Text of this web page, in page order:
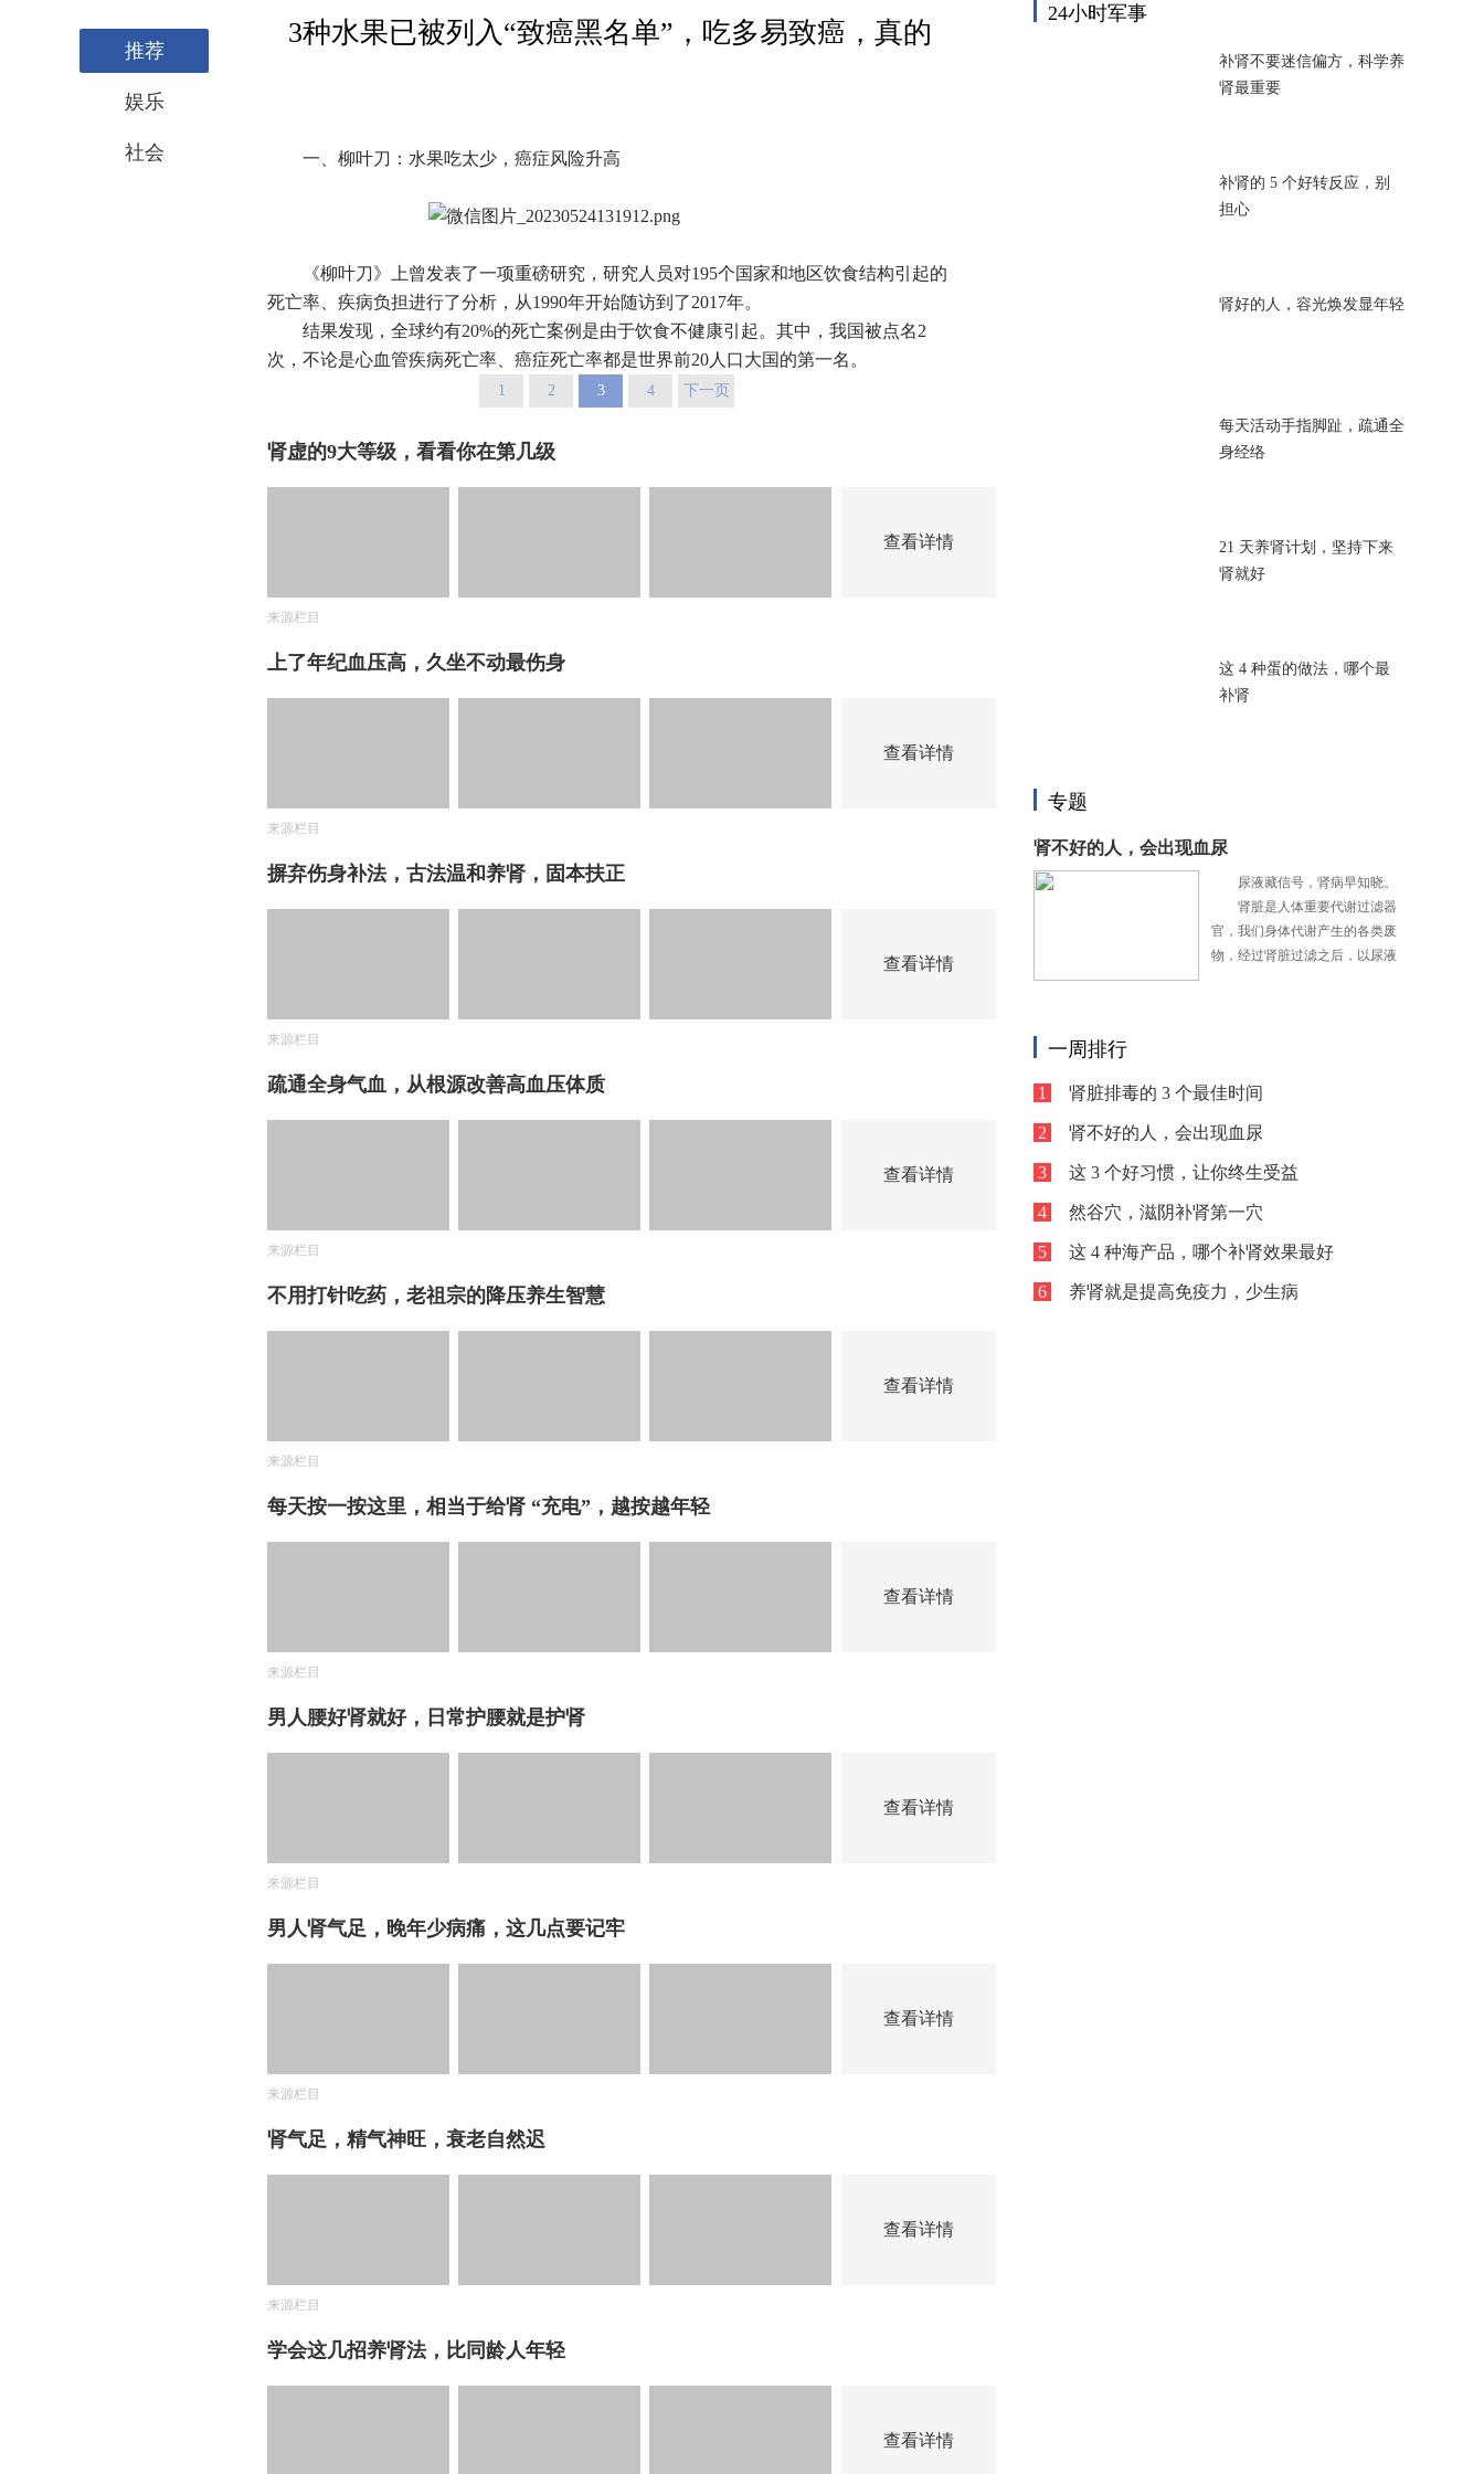
推荐
娱乐
社会
3种水果已被列入“致癌黑名单”，吃多易致癌，真的
一、柳叶刀：水果吃太少，癌症风险升高
《柳叶刀》上曾发表了一项重磅研究，研究人员对195个国家和地区饮食结构引起的
死亡率、疾病负担进行了分析，从1990年开始随访到了2017年。
结果发现，全球约有20%的死亡案例是由于饮食不健康引起。其中，我国被点名2
次，不论是心血管疾病死亡率、癌症死亡率都是世界前20人口大国的第一名。
1 2 3 4 下一页
肾虚的9大等级，看看你在第几级
查看详情
来源栏目
上了年纪血压高，久坐不动最伤身
查看详情
来源栏目
摒弃伤身补法，古法温和养肾，固本扶正
查看详情
来源栏目
疏通全身气血，从根源改善高血压体质
查看详情
来源栏目
不用打针吃药，老祖宗的降压养生智慧
查看详情
来源栏目
每天按一按这里，相当于给肾 “充电”，越按越年轻
查看详情
来源栏目
男人腰好肾就好，日常护腰就是护肾
查看详情
来源栏目
男人肾气足，晚年少病痛，这几点要记牢
查看详情
来源栏目
肾气足，精气神旺，衰老自然迟
查看详情
来源栏目
学会这几招养肾法，比同龄人年轻
查看详情
24小时军事
补肾不要迷信偏方，科学养
肾最重要
补肾的 5 个好转反应，别
担心
肾好的人，容光焕发显年轻
每天活动手指脚趾，疏通全
身经络
21 天养肾计划，坚持下来
肾就好
这 4 种蛋的做法，哪个最
补肾
专题
肾不好的人，会出现血尿
尿液藏信号，肾病早知晓。
肾脏是人体重要代谢过滤器
官，我们身体代谢产生的各类废
物，经过肾脏过滤之后，以尿液
一周排行
1 肾脏排毒的 3 个最佳时间
2 肾不好的人，会出现血尿
3 这 3 个好习惯，让你终生受益
4 然谷穴，滋阴补肾第一穴
5 这 4 种海产品，哪个补肾效果最好
6 养肾就是提高免疫力，少生病